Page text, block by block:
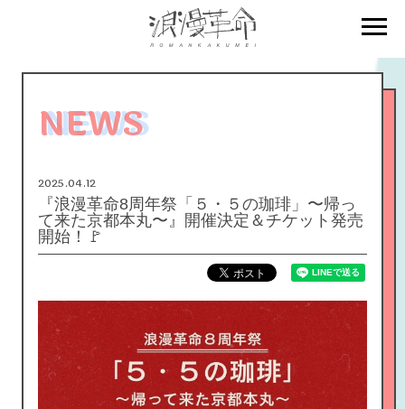
NEWS
2025.04.12
『浪漫革命8周年祭「５・５の珈琲」〜帰っ
て来た京都本丸〜』開催決定＆チケット発売
開始！🚩